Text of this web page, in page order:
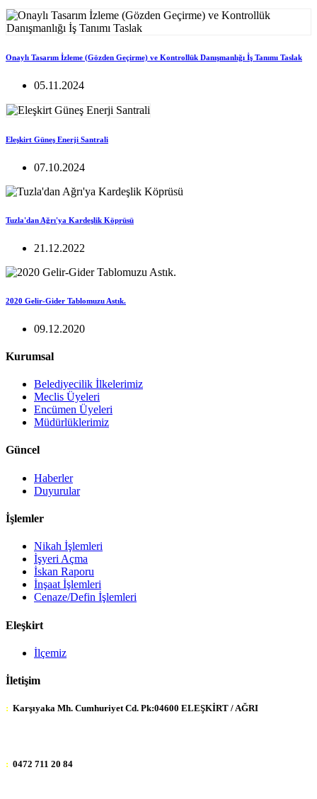
Onaylı Tasarım İzleme (Gözden Geçirme) ve Kontrollük Danışmanlığı İş Tanımı Taslak
05.11.2024
Eleşkirt Güneş Enerji Santrali
07.10.2024
Tuzla'dan Ağrı'ya Kardeşlik Köprüsü
21.12.2022
2020 Gelir-Gider Tablomuzu Astık.
09.12.2020
Kurumsal
Belediyecilik İlkelerimiz
Meclis Üyeleri
Encümen Üyeleri
Müdürlüklerimiz
Güncel
Haberler
Duyurular
İşlemler
Nikah İşlemleri
İşyeri Açma
İskan Raporu
İnşaat İşlemleri
Cenaze/Defin İşlemleri
Eleşkirt
İlçemiz
İletişim
: Karşıyaka Mh. Cumhuriyet Cd. Pk:04600 ELEŞKİRT / AĞRI
: 0472 711 20 84